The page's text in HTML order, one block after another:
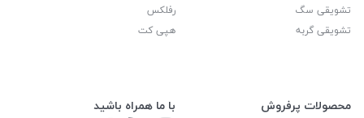
تشویقی سگ
تشویقی گربه
رفلکس
هپی کت
محصولات پرفروش با ما همراه باشید